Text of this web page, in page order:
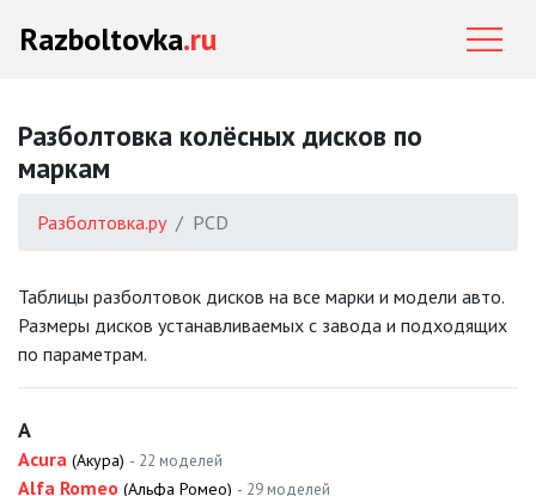
Razboltovka.ru
Разболтовка колёсных дисков по
маркам
Разболтовка.ру PCD
Таблицы разболтовок дисков на все марки и модели авто.
Размеры дисков устанавливаемых с завода и подходящих
по параметрам.
A
Acura (Акура) - 22 моделей
Alfa Romeo (Альфа Ромео) - 29 моделей